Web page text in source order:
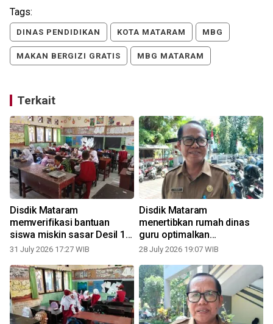
Tags:
DINAS PENDIDIKAN KOTA MATARAM MBG
MAKAN BERGIZI GRATIS MBG MATARAM
Terkait
Disdik Mataram
memverifikasi bantuan
siswa miskin sasar Desil 1-
2
31 July 2026 17:27 WIB
Disdik Mataram
menertibkan rumah dinas
guru optimalkan
pemanfaatan aset
28 July 2026 19:07 WIB